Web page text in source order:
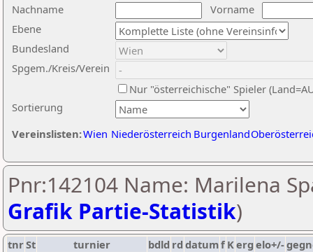
Nachname
Vorname
Ebene
Sortierung
Bundesland
Spgem./Kreis/Verein
Nur "österreichische" Spieler
Vereinslisten:Wien Niederösterreich Burgenland
Pnr:142104 Name: Marilena
Grafik Partie-Statistik)
tnrSt turnier bdld rd datumf Kerg elo+/-